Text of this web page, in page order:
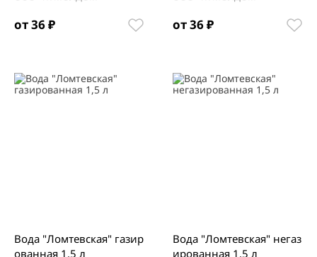
от 36 ₽ от 36 ₽
Вода "Ломтевская" газир
ованная 1,5 л
Вода "Ломтевская" негаз
ированная 1,5 л